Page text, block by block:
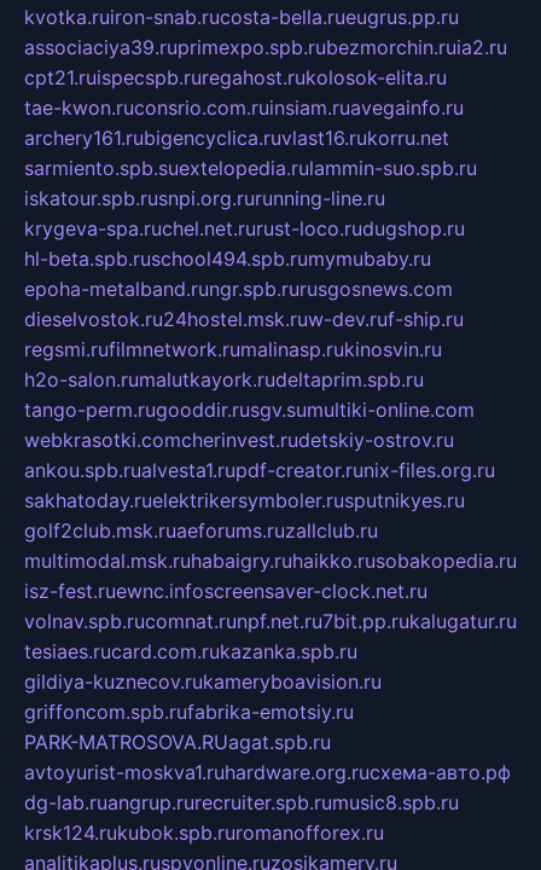
kvotka.ruiron-snab.rucosta-bella.rueugrus.pp.ru
associaciya39.ruprimexpo.spb.rubezmorchin.ruia2.ru
cpt21.ruispecspb.ruregahost.rukolosok-elita.ru
tae-kwon.ruconsrio.com.ruinsiam.ruavegainfo.ru
archery161.rubigencyclica.ruvlast16.rukorru.net
sarmiento.spb.suextelopedia.rulammin-suo.spb.ru
iskatour.spb.rusnpi.org.rurunning-line.ru
krygeva-spa.ruchel.net.rurust-loco.rudugshop.ru
hl-beta.spb.ruschool494.spb.rumymubaby.ru
epoha-metalband.rungr.spb.rurusgosnews.com
dieselvostok.ru24hostel.msk.ruw-dev.ruf-ship.ru
regsmi.rufilmnetwork.rumalinasp.rukinosvin.ru
h2o-salon.rumalutkayork.rudeltaprim.spb.ru
tango-perm.rugooddir.rusgv.sumultiki-online.com
webkrasotki.comcherinvest.rudetskiy-ostrov.ru
ankou.spb.rualvesta1.rupdf-creator.runix-files.org.ru
sakhatoday.ruelektrikersymboler.rusputnikyes.ru
golf2club.msk.ruaeforums.ruzallclub.ru
multimodal.msk.ruhabaigry.ruhaikko.rusobakopedia.ru
isz-fest.ruewnc.infoscreensaver-clock.net.ru
volnav.spb.rucomnat.runpf.net.ru7bit.pp.rukalugatur.ru
tesiaes.rucard.com.rukazanka.spb.ru
gildiya-kuznecov.rukameryboavision.ru
griffoncom.spb.rufabrika-emotsiy.ru
PARK-MATROSOVA.RUagat.spb.ru
avtoyurist-moskva1.ruhardware.org.ruсхема-авто.рф
dg-lab.ruangrup.rurecruiter.spb.rumusic8.spb.ru
krsk124.rukubok.spb.ruromanofforex.ru
analitikaplus.ruspyonline.ruzosikamery.ru